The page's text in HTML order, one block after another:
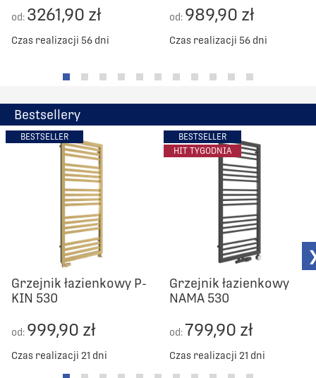
od: 3261,90 zł
Czas realizacji 56 dni
od: 989,90 zł
Czas realizacji 56 dni
Bestsellery
BESTSELLER
Grzejnik łazienkowy P-
KIN 530
od: 999,90 zł
Czas realizacji 21 dni
BESTSELLER
HIT TYGODNIA
Grzejnik łazienkowy
NAMA 530
od:799,90 zł
Czas realizacji 21 dni